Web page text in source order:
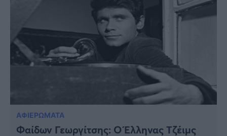
ΑΦΙΕΡΩΜΑΤΑ
Φαίδων Γεωργίτσης: Ο Έλληνας Τζέιμς